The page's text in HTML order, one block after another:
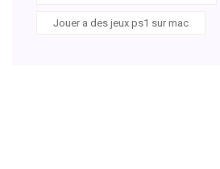
Jouer a des jeux ps1 sur mac